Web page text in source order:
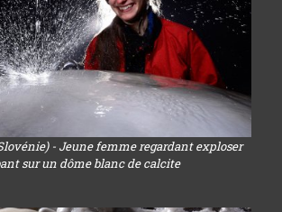
- Jeune femme regardant exploser
sur un dôme blanc de calcite